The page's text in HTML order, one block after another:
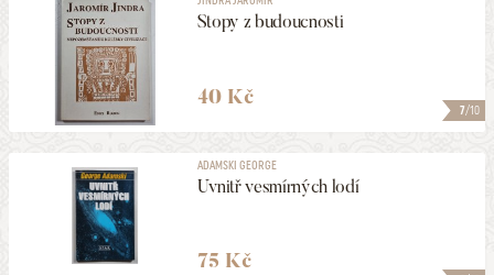
VYDÁNO V LETECH
MAXIMÁLNÍ CENA
270 Kč
ZOBRAZOVAT KVALITU
7/10
Stopy z budoucnosti
40 Kč
ADAMSKI GEORGE
Uvnitř vesmírných lodí
75 Kč